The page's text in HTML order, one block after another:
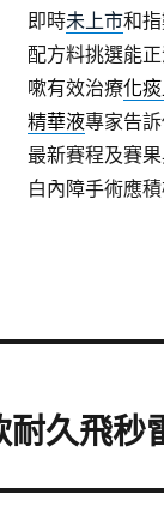
即時未上市和
配方料挑選能
嗽有效治療化
精華液專家告
最新賽程及賽
白內障手術應
久飛秒